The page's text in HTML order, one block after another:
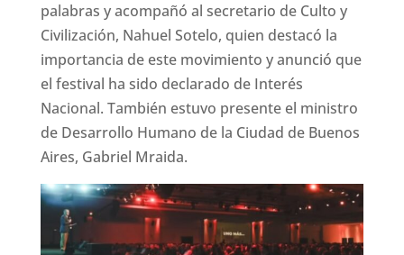
palabras y acompañó al secretario de Culto y
Civilización, Nahuel Sotelo, quien destacó la
importancia de este movimiento y anunció que
el festival ha sido declarado de Interés
Nacional. También estuvo presente el ministro
de Desarrollo Humano de la Ciudad de Buenos
Aires, Gabriel Mraida.